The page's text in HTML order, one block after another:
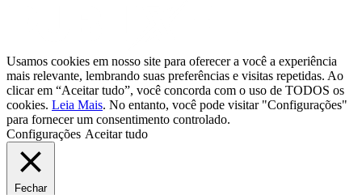
Usamos cookies em nosso site para oferecer a você a experiência
mais relevante, lembrando suas preferências e visitas repetidas. Ao
clicar em “Aceitar tudo”, você concorda com o uso de TODOS os
cookies. Leia Mais. No entanto, você pode visitar "Configurações"
para fornecer um consentimento controlado.
Configurações Aceitar tudo
Fechar